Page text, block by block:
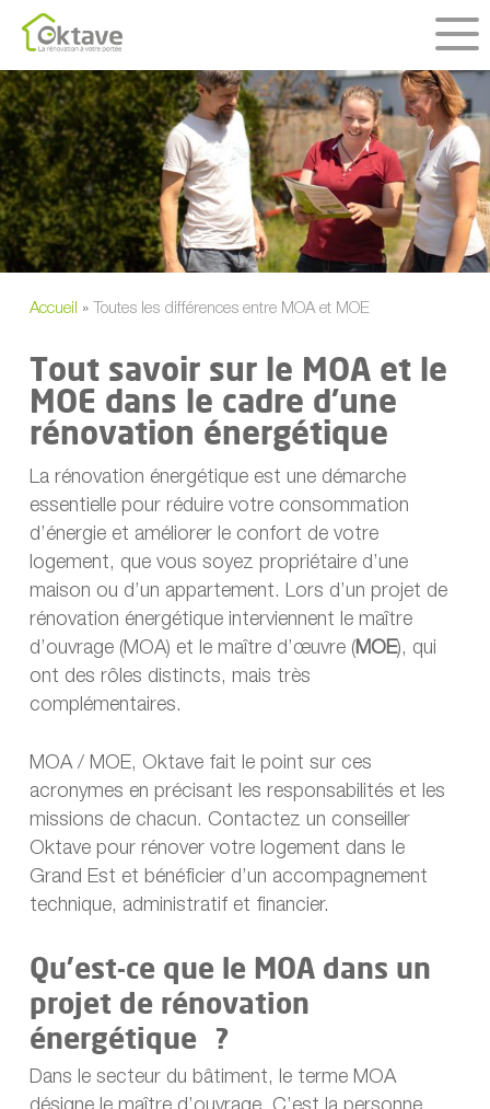
Skip
main
content
Accueil » Toutes les différences entre MOA et MOE
Tout savoir sur le MOA et le
MOE dans le cadre d’une
rénovation énergétique
La rénovation énergétique est une démarche
essentielle pour réduire votre consommation
d’énergie et améliorer le confort de votre
logement, que vous soyez propriétaire d’une
maison ou d’un appartement. Lors d’un projet de
rénovation énergétique interviennent le maître
d’ouvrage (MOA) et le maître d’œuvre (MOE), qui
ont des rôles distincts, mais très
complémentaires.
MOA / MOE, Oktave fait le point sur ces
acronymes en précisant les responsabilités et les
missions de chacun. Contactez un conseiller
Oktave pour rénover votre logement dans le
Grand Est et bénéficier d’un accompagnement
technique, administratif et financier.
Qu’est-ce que le MOA dans un
projet de rénovation
énergétique ?
Dans le secteur du bâtiment, le terme MOA